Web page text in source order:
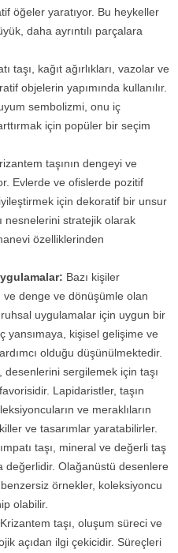
öğeler yaratıyor. Bu heykeller
daha ayrıntılı parçalara
taşı, kağıt ağırlıkları, vazolar ve
objelerin yapımında kullanılır.
sembolizmi, onu iç
için popüler bir seçim
taşının dengeyi ve
Evlerde ve ofislerde pozitif
için dekoratif bir unsur
nesnelerini stratejik olarak
özelliklerinden
Bazı kişiler
ve denge ve dönüşümle olan
uygulamalar için uygun bir
yansımaya, kişisel gelişime ve
olduğu düşünülmektedir.
desenlerini sergilemek için taşı
Lapidaristler, taşın
ve meraklıların
ve tasarımlar yaratabilirler.
taşı, mineral ve değerli taş
değerlidir. Olağanüstü desenlere
örnekler, koleksiyoncu
olabilir.
Krizantem taşı, oluşum süreci ve
açıdan ilgi çekicidir. Süreçleri